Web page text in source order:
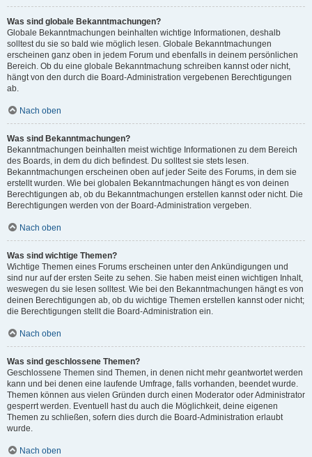
Was sind globale Bekanntmachungen?
Globale Bekanntmachungen beinhalten wichtige Informationen, deshalb
solltest du sie so bald wie möglich lesen. Globale Bekanntmachungen
erscheinen ganz oben in jedem Forum und ebenfalls in deinem persönlichen
Bereich. Ob du eine globale Bekanntmachung schreiben kannst oder nicht,
hängt von den durch die Board-Administration vergebenen Berechtigungen
ab.
Nach oben
Was sind Bekanntmachungen?
Bekanntmachungen beinhalten meist wichtige Informationen zu dem Bereich
des Boards, in dem du dich befindest. Du solltest sie stets lesen.
Bekanntmachungen erscheinen oben auf jeder Seite des Forums, in dem sie
erstellt wurden. Wie bei globalen Bekanntmachungen hängt es von deinen
Berechtigungen ab, ob du Bekanntmachungen erstellen kannst oder nicht. Die
Berechtigungen werden von der Board-Administration vergeben.
Nach oben
Was sind wichtige Themen?
Wichtige Themen eines Forums erscheinen unter den Ankündigungen und
sind nur auf der ersten Seite zu sehen. Sie haben meist einen wichtigen Inhalt,
weswegen du sie lesen solltest. Wie bei den Bekanntmachungen hängt es von
deinen Berechtigungen ab, ob du wichtige Themen erstellen kannst oder nicht;
die Berechtigungen stellt die Board-Administration ein.
Nach oben
Was sind geschlossene Themen?
Geschlossene Themen sind Themen, in denen nicht mehr geantwortet werden
kann und bei denen eine laufende Umfrage, falls vorhanden, beendet wurde.
Themen können aus vielen Gründen durch einen Moderator oder Administrator
gesperrt werden. Eventuell hast du auch die Möglichkeit, deine eigenen
Themen zu schließen, sofern dies durch die Board-Administration erlaubt
wurde.
Nach oben